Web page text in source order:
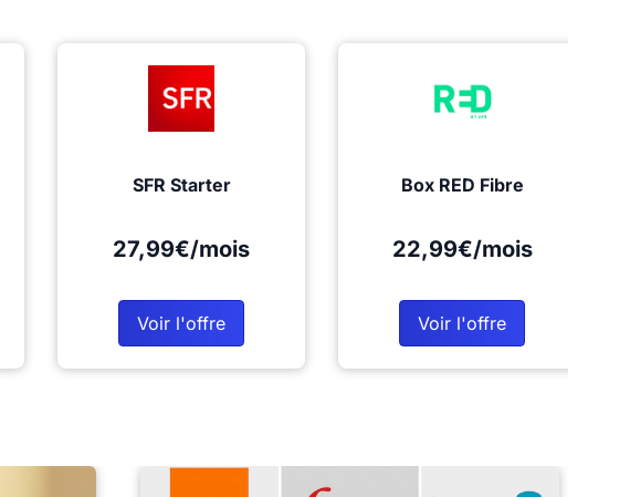
SFR Starter
27,99€/mois
Voir l'offre
Box RED Fibre
22,99€/mois
Voir l'offre